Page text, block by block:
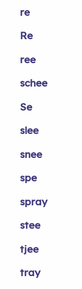
re
Re
ree
schee
Se
slee
snee
spe
spray
stee
tjee
tray